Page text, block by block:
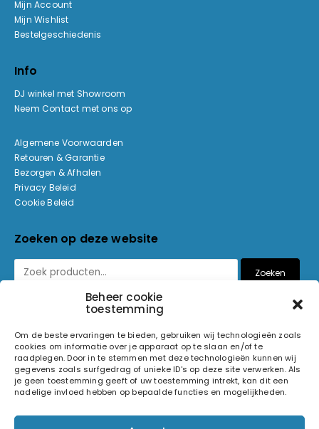
Beheer cookie
toestemming
Om de beste ervaringen te bieden, gebruiken wij technologieën zoals
cookies om informatie over je apparaat op te slaan en/of te
raadplegen. Door in te stemmen met deze technologieën kunnen wij
gegevens zoals surfgedrag of unieke ID's op deze site verwerken. Als
je geen toestemming geeft of uw toestemming intrekt, kan dit een
nadelige invloed hebben op bepaalde functies en mogelijkheden.
Mijn Account
Mijn Wishlist
Bestelgeschiedenis
Info
DJ winkel met Showroom
Neem Contact met ons op
Algemene Voorwaarden
Retouren & Garantie
Bezorgen & Afhalen
Privacy Beleid
Cookie Beleid
Zoeken op deze website
Zoeken
© 2026 Light and Sound Factory. Alle rechten voorbehouden.